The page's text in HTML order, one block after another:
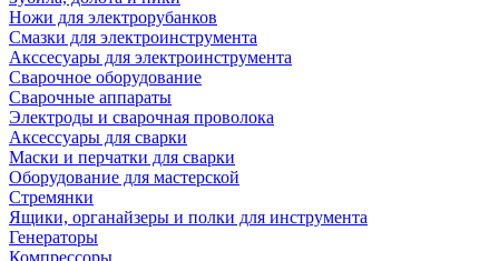
Ножи для электрорубанков
Смазки для электроинструмента
Акссесуары для электроинструмента
Сварочное оборудование
Сварочные аппараты
Электроды и сварочная проволока
Аксессуары для сварки
Маски и перчатки для сварки
Оборудование для мастерской
Стремянки
Ящики, органайзеры и полки для инструмента
Генераторы
Компрессоры